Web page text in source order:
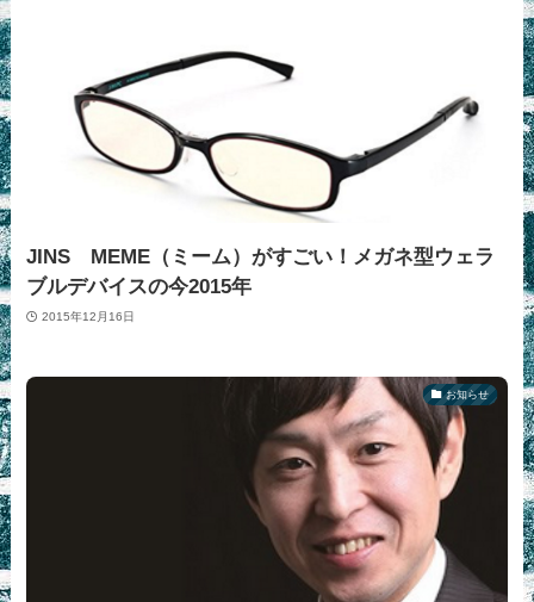
JINS MEME（ミーム）がすごい！メガネ型ウェラ
ブルデバイスの今2015年
2015年12月16日
お知らせ